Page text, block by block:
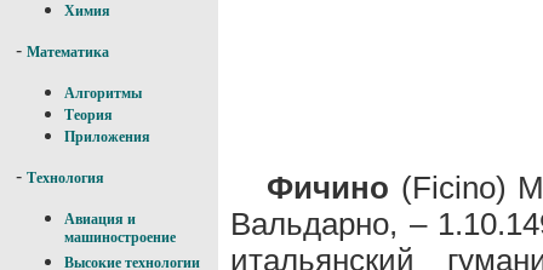
Химия
- Математика
Алгоритмы
Теория
Приложения
- Технология
Авиация и
машиностроение
Высокие технологии
Фичино (Ficino)
Вальдарно, –
итальянский